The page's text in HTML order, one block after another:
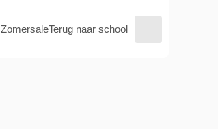
ZomersaleTerug naar school